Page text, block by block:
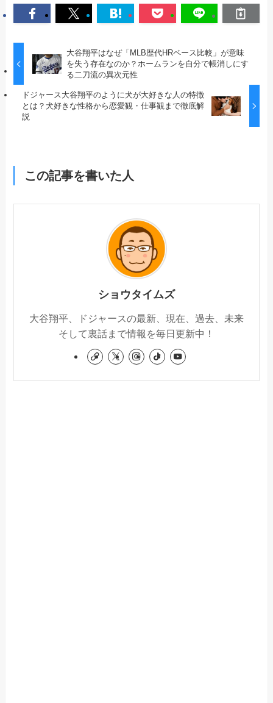
大谷翔平はなぜ「MLB歴代HRペース比較」が意味
を失う存在なのか？ホームランを自分で帳消しにす
る二刀流の異次元性
ドジャース大谷翔平のように犬が大好きな人の特徴
とは？犬好きな性格から恋愛観・仕事観まで徹底解
説
この記事を書いた人
ショウタイムズ
大谷翔平、ドジャースの最新、現在、過去、未来
そして裏話まで情報を毎日更新中！